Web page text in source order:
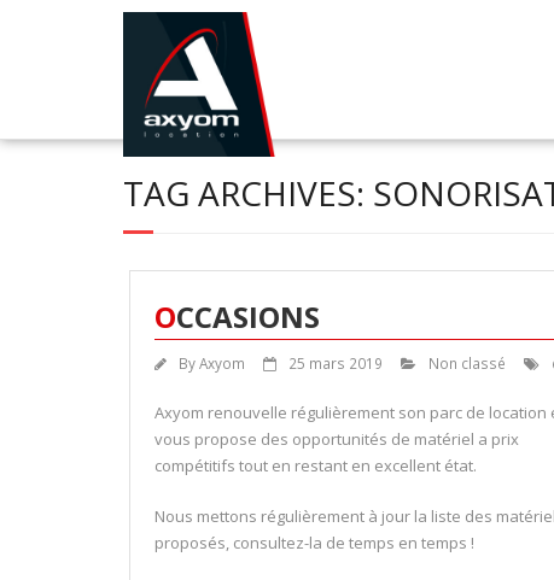
TAG ARCHIVES:
OCCASIONS
ByAxyom 25 mars 2019 Non classé
Axyom renouvelle régulièrement son parc de location
vous propose des opportunités de matériel a prix
compétitifs tout en restant en excellent état.
Nous mettons régulièrement à jour la liste des
proposés, consultez-la de temps en temps !